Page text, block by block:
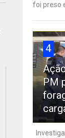
foi preso
4
PM